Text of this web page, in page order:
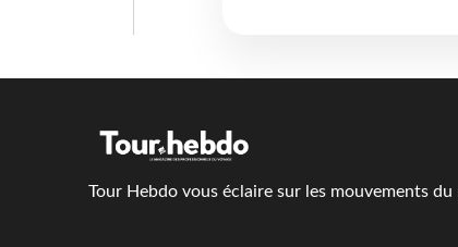
Tour Hebdo vous éclaire sur les mouvements